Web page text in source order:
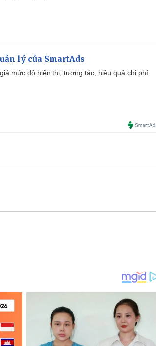
lý của SmartAds
mức độ hiển thị, tương tác, hiệu quả chi phí.